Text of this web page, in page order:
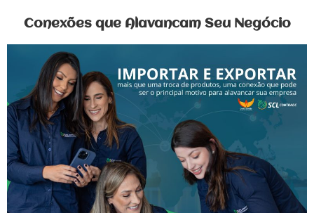
Conexões que Alavancam Seu Negócio